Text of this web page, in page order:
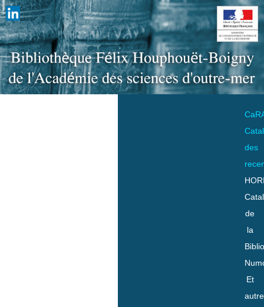
des
de
la
Et